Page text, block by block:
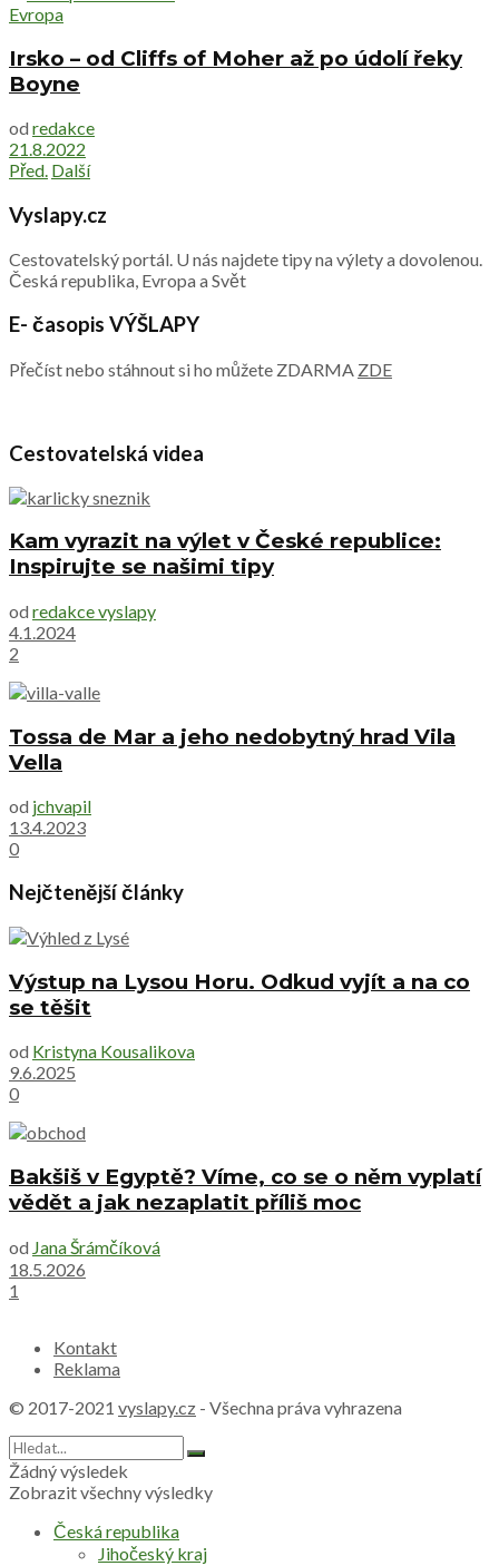
Evropa
Irsko – od Cliffs of Moher až po údolí řeky
Boyne
od redakce
21.8.2022
Před. Další
Vyslapy.cz
Cestovatelský portál. U nás najdete tipy na výlety a dovolenou.
Česká republika, Evropa a Svět
E- časopis VÝŠLAPY
Přečíst nebo stáhnout si ho můžete ZDARMA ZDE
Cestovatelská videa
Kam vyrazit na výlet v České republice:
Inspirujte se našimi tipy
od redakce vyslapy
4.1.2024
2
Tossa de Mar a jeho nedobytný hrad Vila
Vella
od jchvapil
13.4.2023
0
Nejčtenější články
Výstup na Lysou Horu. Odkud vyjít a na co
se těšit
od Kristyna Kousalikova
9.6.2025
0
Bakšiš v Egyptě? Víme, co se o něm vyplatí
vědět a jak nezaplatit příliš moc
od Jana Šrámčíková
18.5.2026
1
Kontakt
Reklama
© 2017-2021 vyslapy.cz - Všechna práva vyhrazena
Žádný výsledek
Zobrazit všechny výsledky
Česká republika
Jihočeský kraj